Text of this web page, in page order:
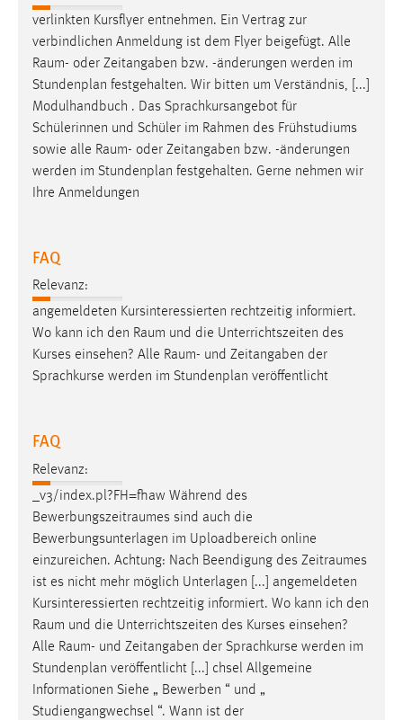
verlinkten Kursflyer entnehmen. Ein Vertrag zur
verbindlichen Anmeldung ist dem Flyer beigefügt. Alle
Raum- oder Zeitangaben bzw. -änderungen werden im
Stundenplan festgehalten. Wir bitten um Verständnis, [...]
Modulhandbuch . Das Sprachkursangebot für
Schülerinnen und Schüler im Rahmen des Frühstudiums
sowie alle Raum- oder Zeitangaben bzw. -änderungen
werden im Stundenplan festgehalten. Gerne nehmen wir
Ihre Anmeldungen
FAQ
Relevanz:
angemeldeten Kursinteressierten rechtzeitig informiert.
Wo kann ich den Raum und die Unterrichtszeiten des
Kurses einsehen? Alle Raum- und Zeitangaben der
Sprachkurse werden im Stundenplan veröffentlicht
FAQ
Relevanz:
_v3/index.pl?FH=fhaw Während des
Bewerbungszeitraumes sind auch die
Bewerbungsunterlagen im Uploadbereich online
einzureichen. Achtung: Nach Beendigung des Zeitraumes
ist es nicht mehr möglich Unterlagen [...] angemeldeten
Kursinteressierten rechtzeitig informiert. Wo kann ich den
Raum und die Unterrichtszeiten des Kurses einsehen?
Alle Raum- und Zeitangaben der Sprachkurse werden im
Stundenplan veröffentlicht [...] chsel Allgemeine
Informationen Siehe „ Bewerben “ und „
Studiengangwechsel “. Wann ist der
EXTERNE MEDIEN
Um Inhalte von Videoplattformen und Social Media
Plattformen anzeigen zu können, werden von diesen
externen Medien Cookies gesetzt.
YouTube
Vimeo